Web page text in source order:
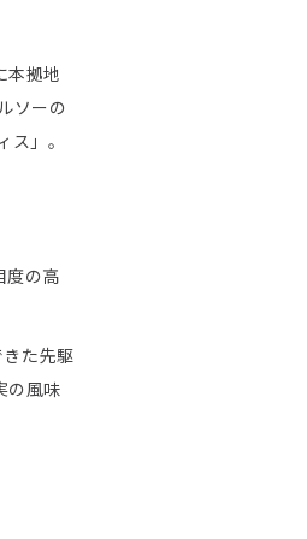
本拠地
ソーの
」。
度の高
た先駆
の風味